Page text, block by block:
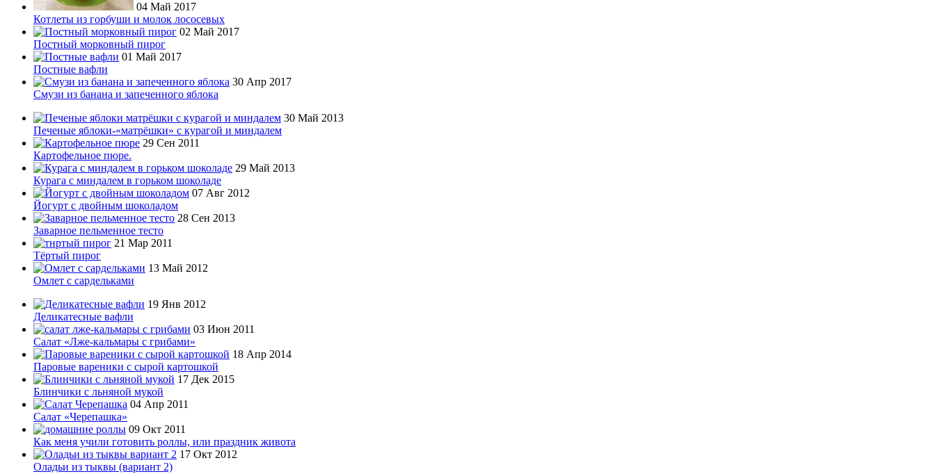
04 Май 2017
Котлеты из горбуши и молок лососевых
02 Май 2017
Постный морковный пирог
01 Май 2017
Постные вафли
30 Апр 2017
Смузи из банана и запеченного яблока
30 Май 2013
Печеные яблоки-«матрёшки» с курагой и миндалем
29 Сен 2011
Картофельное пюре.
29 Май 2013
Курага с миндалем в горьком шоколаде
07 Авг 2012
Йогурт с двойным шоколадом
28 Сен 2013
Заварное пельменное тесто
21 Мар 2011
Тёртый пирог
13 Май 2012
Омлет с сардельками
19 Янв 2012
Деликатесные вафли
03 Июн 2011
Салат «Лже-кальмары с грибами»
18 Апр 2014
Паровые вареники с сырой картошкой
17 Дек 2015
Блинчики с льняной мукой
04 Апр 2011
Салат «Черепашка»
09 Окт 2011
Как меня учили готовить роллы, или праздник живота
17 Окт 2012
Оладьи из тыквы (вариант 2)